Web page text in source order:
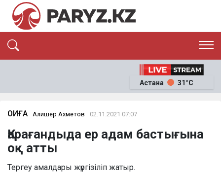
ЭКОНОМИКА
ОҚИҒА
News
Астана 31°C
ОҚИҒА Алишер Ахметов 02.11.2021 07:07
Қарағандыда ер адам бастығына
оқ атты
Тергеу амалдары жүргізіліп жатыр.